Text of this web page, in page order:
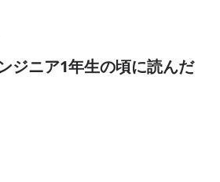
ジニア1年生の頃に読んだ